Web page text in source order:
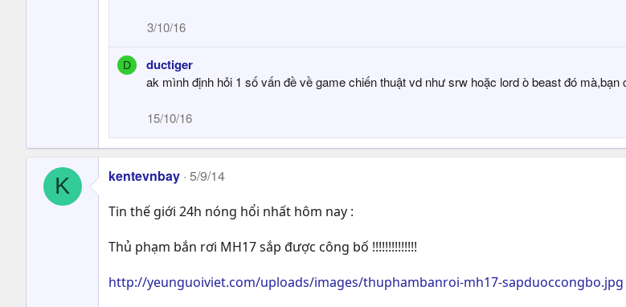
3/10/16
D ductiger
ak mình định hỏi 1 số vấn đề về game chiến thuật vd như srw hoặc lord ò beast đó
15/10/16
K kentevnbay 5/9/14
Tin thế giới 24h nóng hổi nhất hôm nay :
Thủ phạm bắn rơi MH17 sắp được công bố !!!!!!!!!!!!!!
http://yeunguoiviet.com/uploads/images/thuphambanroi-mh17-sapduoccongbo.jpg